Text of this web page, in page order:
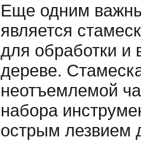
Еще одним
является
для обработки и
дереве.
неотъемлемой
набора
острым лезвием